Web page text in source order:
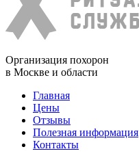
Организация похорон
в Москве и области
Главная
Цены
Отзывы
Полезная информация
Контакты